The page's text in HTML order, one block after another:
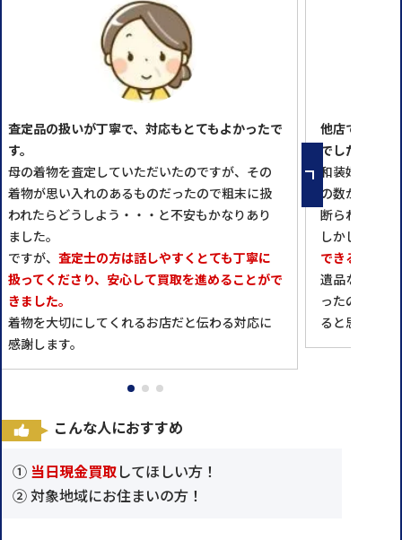
査定品の扱いが丁寧で、対応もとてもよかったで
す。
母の着物を査定していただいたのですが、その
着物が思い入れのあるものだったので粗末に扱
われたらどうしよう・・・と不安もかなりあり
ました。
ですが、 査定士の方は話しやすくとても丁寧に
扱ってくださり、安心して買取を進めることがで
きました。
着物を大切にしてくれるお店だと伝わる対応に
感謝します。
他店で買い取
でした。
和装好きの
の数があり、
断られてしま
しかし、
できるとのこ
遺品なので気
ったのですが
ると思うとほ
こんな人におすすめ
① 当日現金買取してほしい方！
② 対象地域にお住まいの方！